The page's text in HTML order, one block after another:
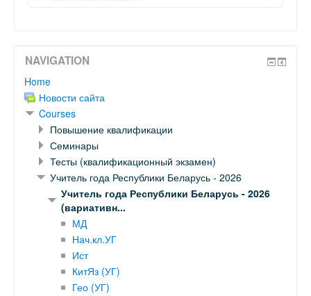
NAVIGATION
Home
Новости сайта
Courses
Повышение квалификации
Семинары
Тесты (квалификационный экзамен)
Учитель года Республики Беларусь - 2026
Учитель года Республики Беларусь - 2026
(вариативн...
МД
Нач.кл.УГ
Ист
КитЯз (УГ)
Гео (УГ)